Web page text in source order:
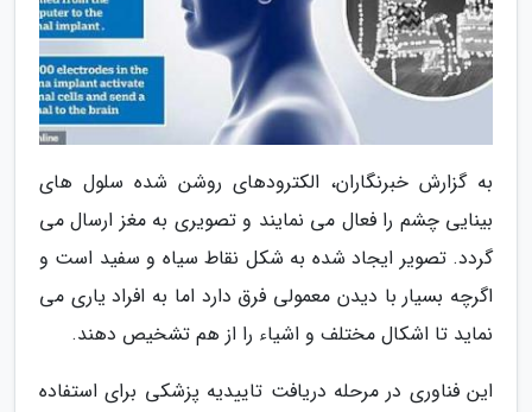
به گزارش خبرنگاران، الکترودهای روشن شده سلول های
بینایی چشم را فعال می نمایند و تصویری به مغز ارسال می
گردد. تصویر ایجاد شده به شکل نقاط سیاه و سفید است و
اگرچه بسیار با دیدن معمولی فرق دارد اما به افراد یاری می
نماید تا اشکال مختلف و اشیاء را از هم تشخیص دهند.
این فناوری در مرحله دریافت تاییدیه پزشکی برای استفاده